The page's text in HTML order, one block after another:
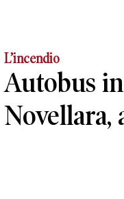
L’incendio
Autobus
Novellara,